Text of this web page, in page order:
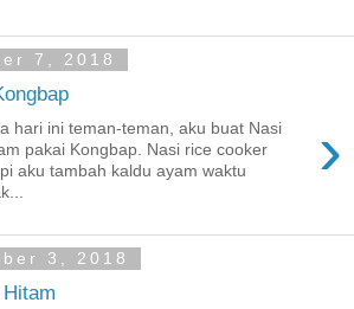
7, 2018
›
hari ini teman-teman, aku buat Nasi
pakai Kongbap. Nasi rice cooker
aku tambah kaldu ayam waktu
3, 2018